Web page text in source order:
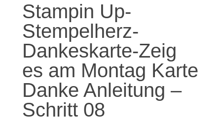
Stampin Up-
Stempelherz-
Dankeskarte-Zeig
es am Montag Karte
Danke Anleitung –
Schritt 08